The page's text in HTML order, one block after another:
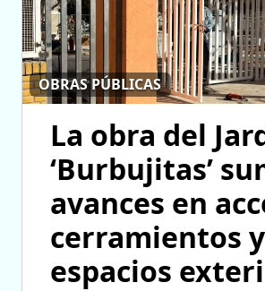
OBRAS PÚBLICAS
La obra del
‘Burbujitas’
avances en
cerramientos y
espacios